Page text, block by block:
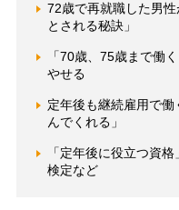
72歳で再就職した男
とされる秘訣」
「70歳、75歳まで働
やせる
定年後も継続雇用で
んでくれる」
「定年後に役立つ資
検定など